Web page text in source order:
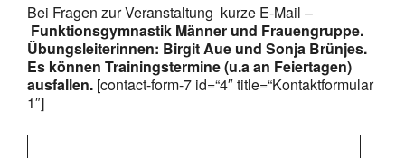
Bei Fragen zur Veranstaltung kurze E-Mail –
Funktionsgymnastik Männer und Frauengruppe.
Übungsleiterinnen: Birgit Aue und Sonja Brünjes.
Es können Trainingstermine (u.a an Feiertagen)
ausfallen. [contact-form-7 id=“4″ title=“Kontaktformular
1″]